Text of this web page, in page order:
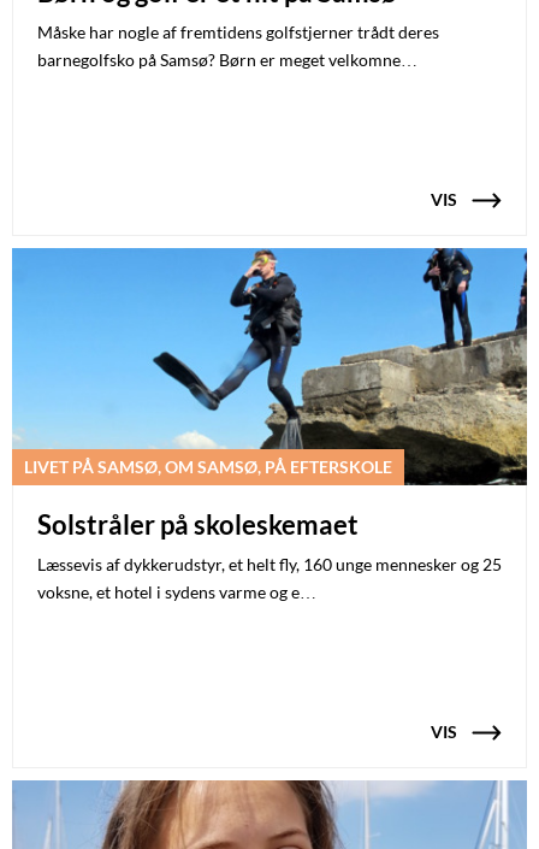
Måske har nogle af fremtidens golfstjerner trådt deres
barnegolfsko på Samsø? Børn er meget velkomne…
VIS
LIVET PÅ SAMSØ, OM SAMSØ, PÅ EFTERSKOLE
Solstråler på skoleskemaet
Læssevis af dykkerudstyr, et helt fly, 160 unge mennesker og 25
voksne, et hotel i sydens varme og e…
VIS